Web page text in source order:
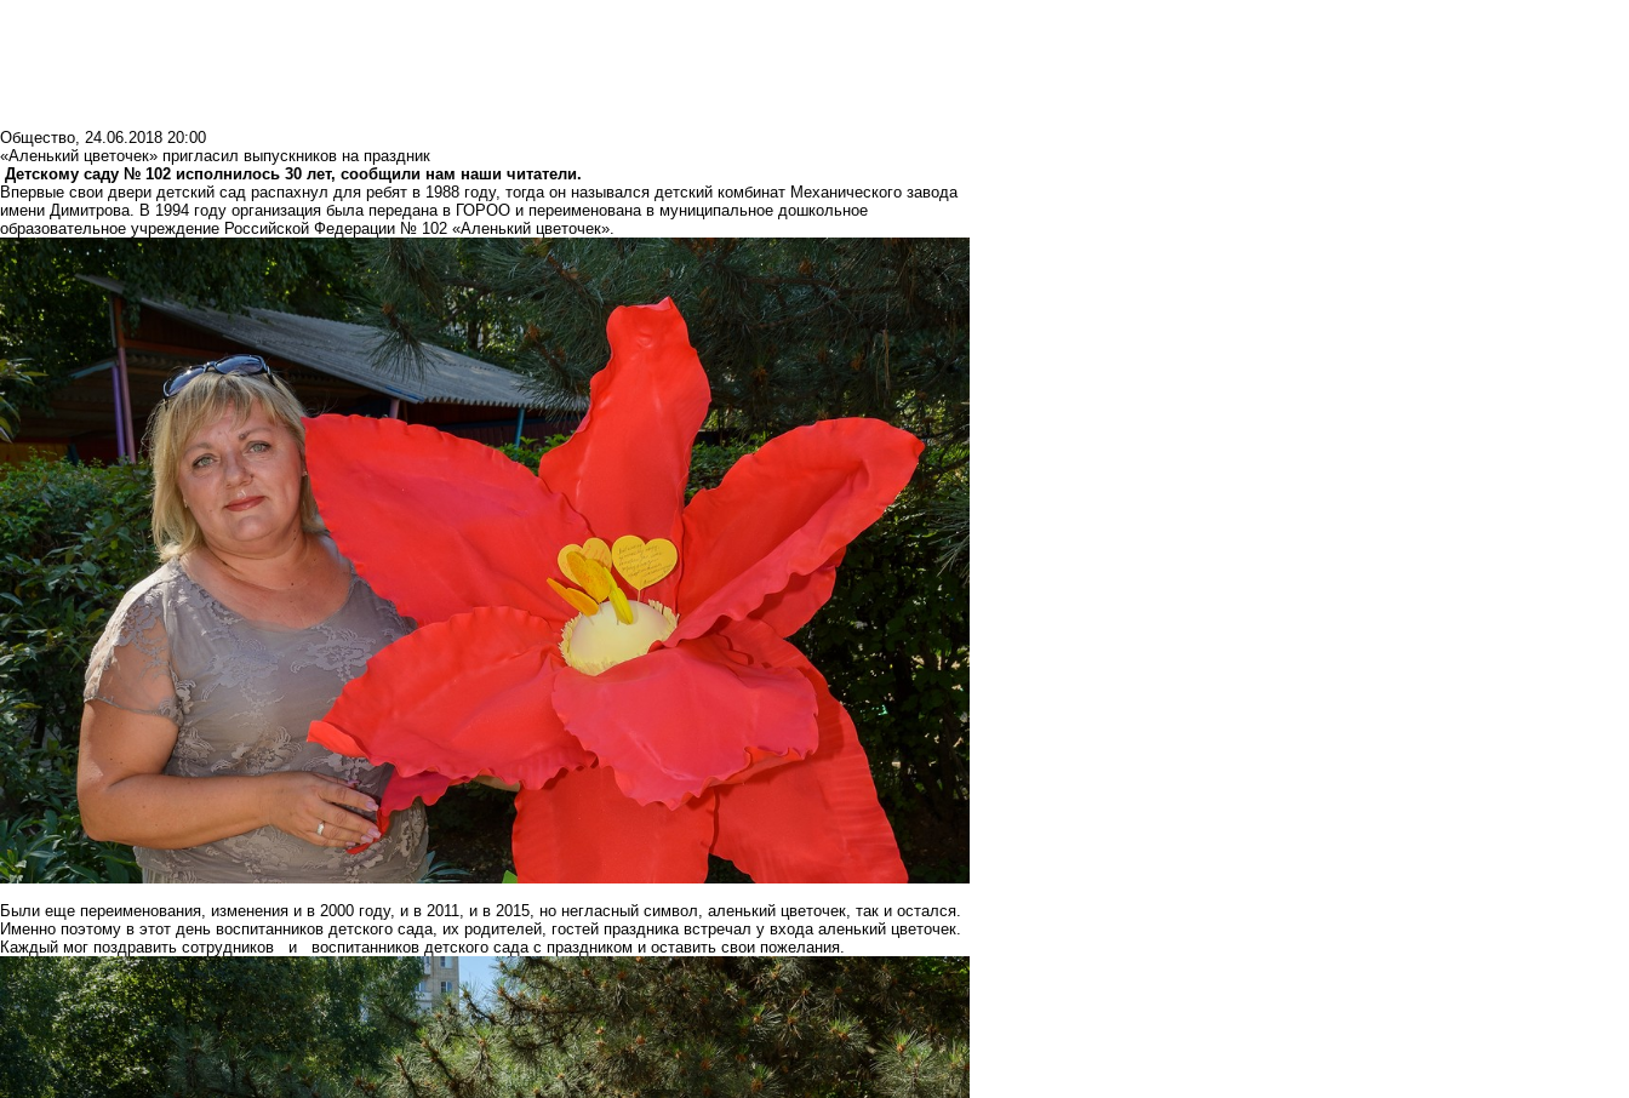
Общество, 24.06.2018 20:00
«Аленький цветочек» пригласил выпускников на праздник
Детскому саду № 102 исполнилось 30 лет, сообщили нам наши читатели.
Впервые свои двери детский сад распахнул для ребят в 1988 году, тогда он назывался детский комбинат Механического завода
имени Димитрова. В 1994 году организация была передана в ГОРОО и переименована в муниципальное дошкольное
образовательное учреждение Российской Федерации № 102 «Аленький цветочек».
Были еще переименования, изменения и в 2000 году, и в 2011, и в 2015, но негласный символ, аленький цветочек, так и остался.
Именно поэтому в этот день воспитанников детского сада, их родителей, гостей праздника встречал у входа аленький цветочек.
Каждый мог поздравить сотрудников и воспитанников детского сада с праздником и оставить свои пожелания.